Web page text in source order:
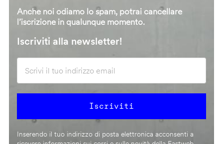
Anche noi odiamo lo spam, potrai cancellare
l’iscrizione in qualunque momento.
Iscriviti alla newsletter!
Inserendo il tuo indirizzo di posta elettronica acconsenti a